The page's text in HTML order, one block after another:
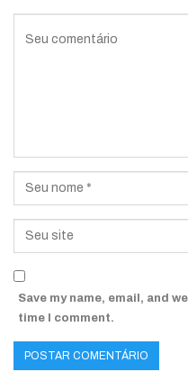
Save my name, email, and
time I comment.